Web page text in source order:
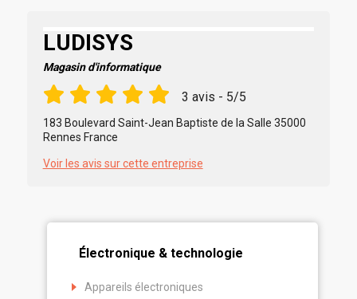
LUDISYS
Magasin d'informatique
3 avis - 5/5
183 Boulevard Saint-Jean Baptiste de la Salle 35000
Rennes France
Voir les avis sur cette entreprise
Électronique & technologie
Appareils électroniques